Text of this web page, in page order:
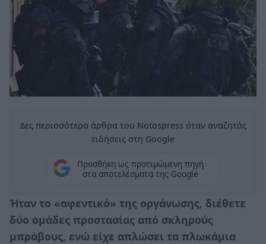
Δες περισσότερα άρθρα του Notospress όταν αναζητάς
ειδήσεις στη Google
Προσθήκη ως προτιμώμενη πηγή
στα αποτελέσματα της Google
Ήταν το «αφεντικό» της οργάνωσης, διέθετε
δύο ομάδες προστασίας από σκληρούς
μπράβους, ενώ είχε απλώσει τα πλωκάμια